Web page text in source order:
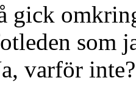
gick
som
varför